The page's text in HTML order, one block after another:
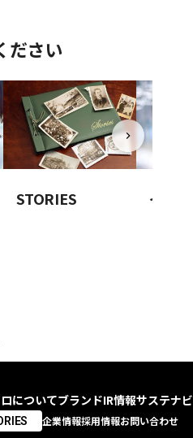
ださい
STORIES イノ
についてブランドIR情報サステナ
企業情報採用情報お問い合わせ